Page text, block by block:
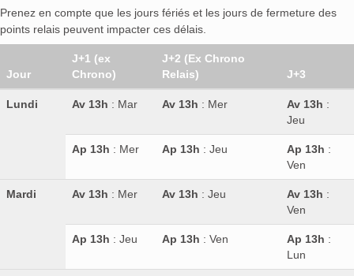
Prenez en compte que les jours fériés et les jours de fermeture des
points relais peuvent impacter ces délais.
Jour
J+1 (ex
Chrono)
J+2 (Ex Chrono
Relais)
J+3
Lundi Av 13h : Mar Av 13h : Mer Av 13h :
Jeu
Ap 13h : Mer Ap 13h : Jeu Ap 13h :
Ven
Mardi Av 13h : Mer Av 13h : Jeu Av 13h :
Ven
Ap 13h : Jeu Ap 13h : Ven Ap 13h :
Lun